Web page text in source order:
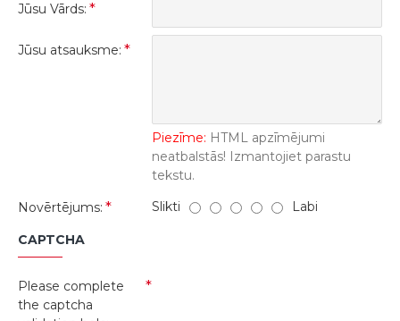
Jūsu Vārds:
Jūsu atsauksme:
Piezīme: HTML apzīmējumi
neatbalstās! Izmantojiet parastu
tekstu.
Novērtējums:
Slikti Labi
CAPTCHA
Please complete
the captcha